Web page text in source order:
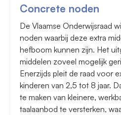
Concrete noden
​De Vlaamse Onderwijsraad
noden waarbij deze extra
hefboom kunnen zijn. Het
middelen zoveel mogelijk
Enerzijds pleit de raad voor
kinderen van 2,5 tot 8 jaar.
te maken van kleinere,
taalaanbod te versterken,